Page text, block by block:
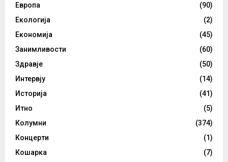
Европа
(90)
Екологија
(2)
Економија
(45)
Занимливости
(60)
Здравје
(50)
Интервју
(14)
Историја
(41)
Итно
(5)
Колумни
(374)
Концерти
(1)
Кошарка
(7)